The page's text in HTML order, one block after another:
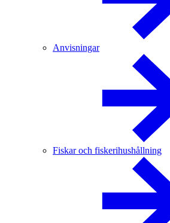
Anvisningar
Fiskar och fiskerihushållning